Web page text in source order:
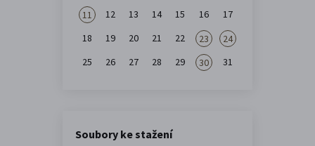
11
12 13 14 15 16
17
18
19 20 21 22 23
24
25
26 27 28 29 30 31
Soubory ke stažení